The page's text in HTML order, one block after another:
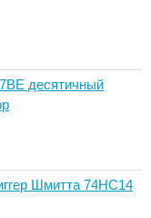
десятичный
Шмитта 74HC14